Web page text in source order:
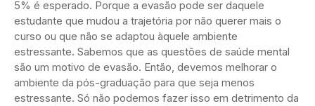
5% é esperado. Porque a evasão pode ser daquele
estudante que mudou a trajetória por não querer mais o
curso ou que não se adaptou àquele ambiente
estressante. Sabemos que as questões de saúde mental
são um motivo de evasão. Então, devemos melhorar o
ambiente da pós-graduação para que seja menos
estressante. Só não podemos fazer isso em detrimento da